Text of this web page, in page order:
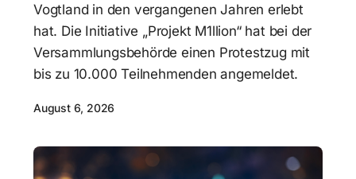
Vogtland in den vergangenen Jahren erlebt
hat. Die Initiative „Projekt M1llion“ hat bei der
Versammlungsbehörde einen Protestzug mit
bis zu 10.000 Teilnehmenden angemeldet.
August 6, 2026